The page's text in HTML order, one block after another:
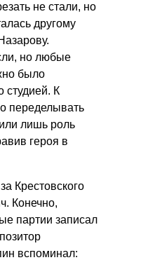
не стали, но
другому
но любые
было
студией. К
переделывать
лишь роль
героя в
Крестовского
Конечно,
партии записал
вспоминал: